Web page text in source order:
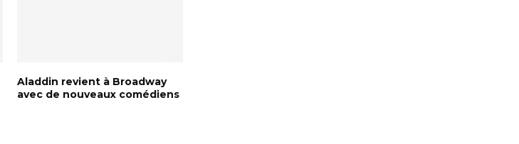
Aladdin revient à Broadway
avec de nouveaux comédiens